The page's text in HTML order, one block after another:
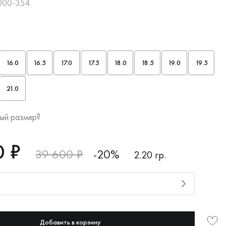
354
16.0 16.5 17.0 17.5 18.0 18.5 19.0 19.5
21.0
размер?
₽ 39 600 ₽ -20% 2.20 гр.
Добавить в корзину